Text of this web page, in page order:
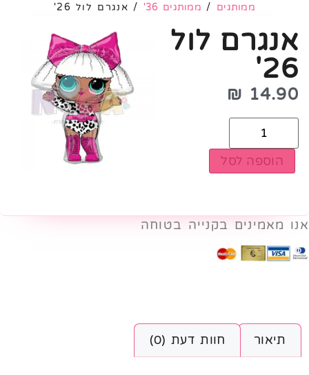
ממותגים / ממותגים 36' / אנגרם לול 26'
אנגרם לול
26'
14.90
₪
הוספה לסל
אנו מאמינים בקנייה בטוחה
תיאור חוות דעת (0)